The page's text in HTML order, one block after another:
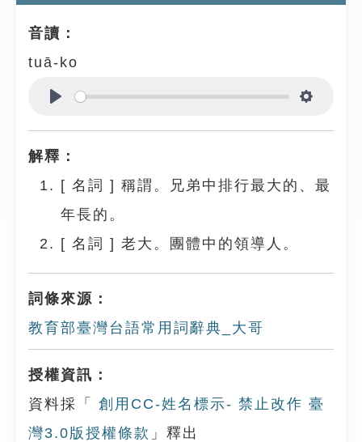
音讀：
tuā-ko
解釋：
[ 名詞 ] 稱謂。兄弟中排行最大的、最
年長的。
[ 名詞 ] 老大。團體中的領導人。
詞條來源：
教育部臺灣台語常用詞辭典_大哥
授權資訊：
資料採「
創用CC-姓名標示- 禁止改作 臺
灣3.0版授權條款 」釋出